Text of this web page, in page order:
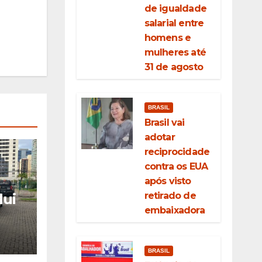
de igualdade
salarial entre
homens e
mulheres até
31 de agosto
BRASIL
Brasil vai
adotar
reciprocidade
contra os EUA
após visto
retirado de
embaixadora
BRASIL